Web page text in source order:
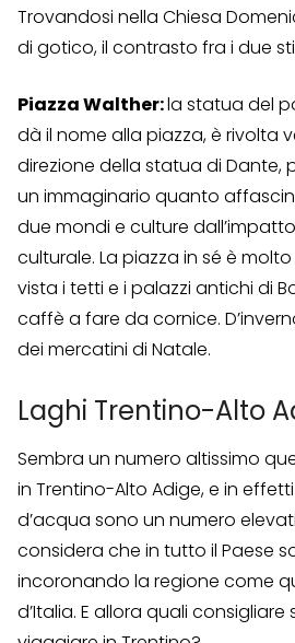
Trovandosi nella Chiesa
di gotico, il contrasto fra i due
Piazza Walther:la statua del
dà il nome alla piazza, è rivolta
direzione della statua di Dante,
un immaginario quanto
due mondi e culture
culturale. La piazza in sé è
vista i tetti e i palazzi antichi di
caffè a fare da cornice.
dei mercatini di Natale.
Laghi Trentino-Alto
Sembra un numero altissimo
in Trentino-Alto Adige, e in
d’acqua sono un numero
considera che in tutto il Paese
incoronando la regione come
d’Italia. E allora quali consigliare